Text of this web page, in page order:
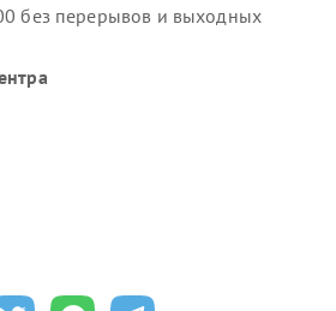
без перерывов и выходных